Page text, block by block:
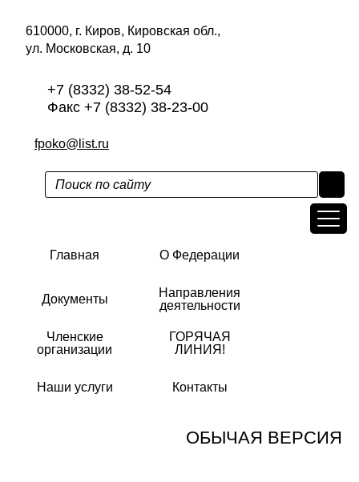
610000, г. Киров, Кировская обл.,
ул. Московская, д. 10
+7 (8332) 38-52-54
Факс +7 (8332) 38-23-00
fpoko@list.ru
Главная О Федерации
Документы
Направления
деятельности
Членские
организации
ГОРЯЧАЯ
ЛИНИЯ!
Наши услуги Контакты
ОБЫЧАЯ ВЕРСИЯ